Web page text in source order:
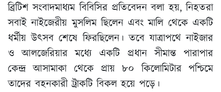
ব্রিটিশ সংবাদমাধ্যম বিবিসির প্রতিবেদন বলা হয়, নিহতরা
সবাই নাইজেরীয় মুসলিম ছিলেন এবং মালি থেকে একটি
ধর্মীয় উৎসব শেষে ফিরছিলেন। তবে যাত্রাপথে নাইজার
ও আলজেরিয়ার মধ্যে একটি প্রধান সীমান্ত পারাপার
কেন্দ্র আসামাকা থেকে প্রায় ৮০ কিলোমিটার পশ্চিমে
তাদের বহনকারী ট্রাকটি বিকল হয়ে পড়ে।